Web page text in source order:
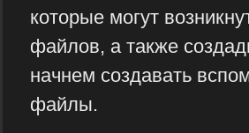
которые могут
файлов, а также
начнем создавать
файлы.